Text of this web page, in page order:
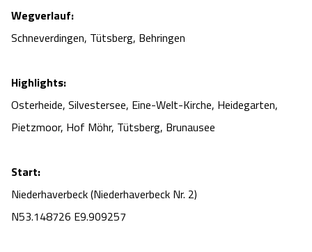
Wegverlauf:
Schneverdingen, Tütsberg, Behringen
Highlights:
Osterheide, Silvestersee, Eine-Welt-Kirche, Heidegarten,
Pietzmoor, Hof Möhr, Tütsberg, Brunausee
Start:
Niederhaverbeck (Niederhaverbeck Nr. 2)
N53.148726 E9.909257